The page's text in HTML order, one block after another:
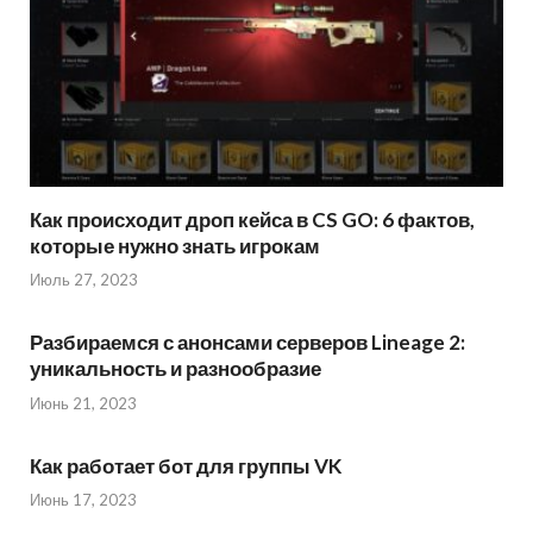
Как происходит дроп кейса в CS GO: 6 фактов,
которые нужно знать игрокам
Июль 27, 2023
Разбираемся с анонсами серверов Lineage 2:
уникальность и разнообразие
Июнь 21, 2023
Как работает бот для группы VK
Июнь 17, 2023